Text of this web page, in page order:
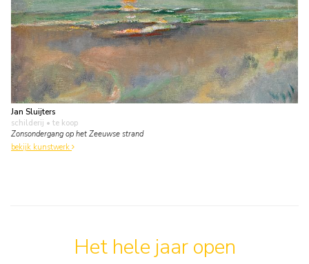
Jan Sluijters
schilderij • te koop
Zonsondergang op het Zeeuwse strand
bekijk kunstwerk
Het hele jaar open